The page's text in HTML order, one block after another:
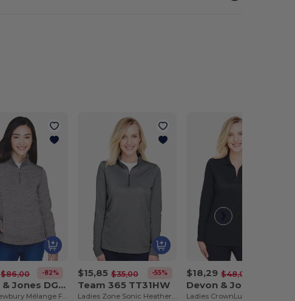
$86,00 -82%
Devon & Jones DG798W
Ladies Newbury Mélange Fleece Quarter-Zip
$15,85 $35,00 -55%
Team 365 TT31HW
Ladies Zone Sonic Heather Performance Quarter-Zip
$18,29 $48,00